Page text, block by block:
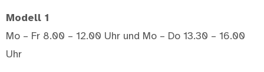
Modell 1
Mo – Fr 8.00 – 12.00 Uhr und Mo – Do 13.30 – 16.00
Uhr